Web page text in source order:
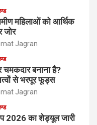
महिलाओं को आर्थिक
जोर
Jagran
चमकदार बनाना है?
से भरपूर फूड्स
Jagran
2026 का शेड्यूल जारी